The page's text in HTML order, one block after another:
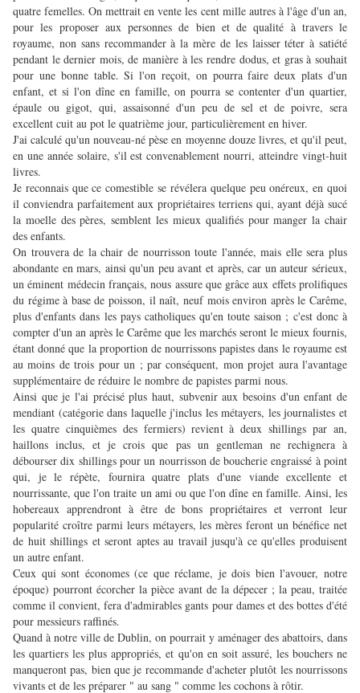
quatre femelles. On mettrait en vente les cent mille autres à l'âge d'un an,
pour les proposer aux personnes de bien et de qualité à travers le
royaume, non sans recommander à la mère de les laisser téter à satiété
pendant le dernier mois, de manière à les rendre dodus, et gras à souhait
pour une bonne table. Si l'on reçoit, on pourra faire deux plats d'un
enfant, et si l'on dîne en famille, on pourra se contenter d'un quartier,
épaule ou gigot, qui, assaisonné d'un peu de sel et de poivre, sera
excellent cuit au pot le quatrième jour, particulièrement en hiver.
J'ai calculé qu'un nouveau-né pèse en moyenne douze livres, et qu'il peut,
en une année solaire, s'il est convenablement nourri, atteindre vingt-huit
livres.
Je reconnais que ce comestible se révélera quelque peu onéreux, en quoi
il conviendra parfaitement aux propriétaires terriens qui, ayant déjà sucé
la moelle des pères, semblent les mieux qualifiés pour manger la chair
des enfants.
On trouvera de la chair de nourrisson toute l'année, mais elle sera plus
abondante en mars, ainsi qu'un peu avant et après, car un auteur sérieux,
un éminent médecin français, nous assure que grâce aux effets prolifiques
du régime à base de poisson, il naît, neuf mois environ après le Carême,
plus d'enfants dans les pays catholiques qu'en toute saison ; c'est donc à
compter d'un an après le Carême que les marchés seront le mieux fournis,
étant donné que la proportion de nourrissons papistes dans le royaume est
au moins de trois pour un ; par conséquent, mon projet aura l'avantage
supplémentaire de réduire le nombre de papistes parmi nous.
Ainsi que je l'ai précisé plus haut, subvenir aux besoins d'un enfant de
mendiant (catégorie dans laquelle j'inclus les métayers, les journalistes et
les quatre cinquièmes des fermiers) revient à deux shillings par an,
haillons inclus, et je crois que pas un gentleman ne rechignera à
débourser dix shillings pour un nourrisson de boucherie engraissé à point
qui, je le répète, fournira quatre plats d'une viande excellente et
nourrissante, que l'on traite un ami ou que l'on dîne en famille. Ainsi, les
hobereaux apprendront à être de bons propriétaires et verront leur
popularité croître parmi leurs métayers, les mères feront un bénéfice net
de huit shillings et seront aptes au travail jusqu'à ce qu'elles produisent
un autre enfant.
Ceux qui sont économes (ce que réclame, je dois bien l'avouer, notre
époque) pourront écorcher la pièce avant de la dépecer ; la peau, traitée
comme il convient, fera d'admirables gants pour dames et des bottes d'été
pour messieurs raffinés.
Quand à notre ville de Dublin, on pourrait y aménager des abattoirs, dans
les quartiers les plus appropriés, et qu'on en soit assuré, les bouchers ne
manqueront pas, bien que je recommande d'acheter plutôt les nourrissons
vivants et de les préparer " au sang " comme les cochons à rôtir.